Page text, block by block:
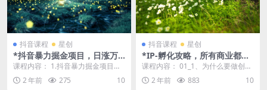
抖音课程 星创
*抖音暴力掘金项目，日涨万
粉，一单变现500+【揭秘】
课程内容： 1.抖音暴力掘金项目介
绍 2.暴力掘金项目具体实操课 3.知
乎热门选...
2 年前 275 10
抖音课程 星创
*IP-孵化攻略，所有商业都能
在抖音重做一遍，单月GMV超
200万
课程内容： 01_1、为什么要做创始
人ip?.mp4 02_2、什么样的*值得
我...2 年前 883 10